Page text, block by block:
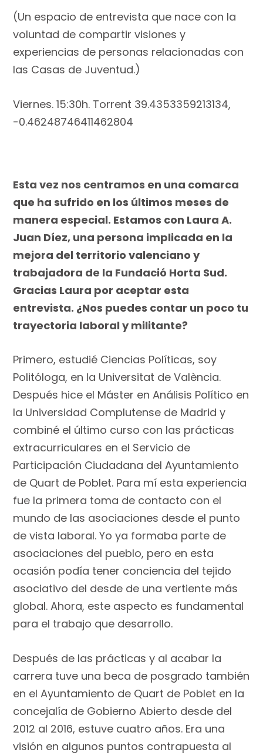
(Un espacio de entrevista que nace con la
voluntad de compartir visiones y
experiencias de personas relacionadas con
las Casas de Juventud.)
Viernes. 15:30h. Torrent 39.4353359213134,
-0.46248746411462804
Esta vez nos centramos en una comarca
que ha sufrido en los últimos meses de
manera especial. Estamos con Laura A.
Juan Díez, una persona implicada en la
mejora del territorio valenciano y
trabajadora de la Fundació Horta Sud.
Gracias Laura por aceptar esta
entrevista. ¿Nos puedes contar un poco tu
trayectoria laboral y militante?
Primero, estudié Ciencias Políticas, soy
Politóloga, en la Universitat de València.
Después hice el Máster en Análisis Político en
la Universidad Complutense de Madrid y
combiné el último curso con las prácticas
extracurriculares en el Servicio de
Participación Ciudadana del Ayuntamiento
de Quart de Poblet. Para mí esta experiencia
fue la primera toma de contacto con el
mundo de las asociaciones desde el punto
de vista laboral. Yo ya formaba parte de
asociaciones del pueblo, pero en esta
ocasión podía tener conciencia del tejido
asociativo del desde de una vertiente más
global. Ahora, este aspecto es fundamental
para el trabajo que desarrollo.
Después de las prácticas y al acabar la
carrera tuve una beca de posgrado también
en el Ayuntamiento de Quart de Poblet en la
concejalía de Gobierno Abierto desde del
2012 al 2016, estuve cuatro años. Era una
visión en algunos puntos contrapuesta al